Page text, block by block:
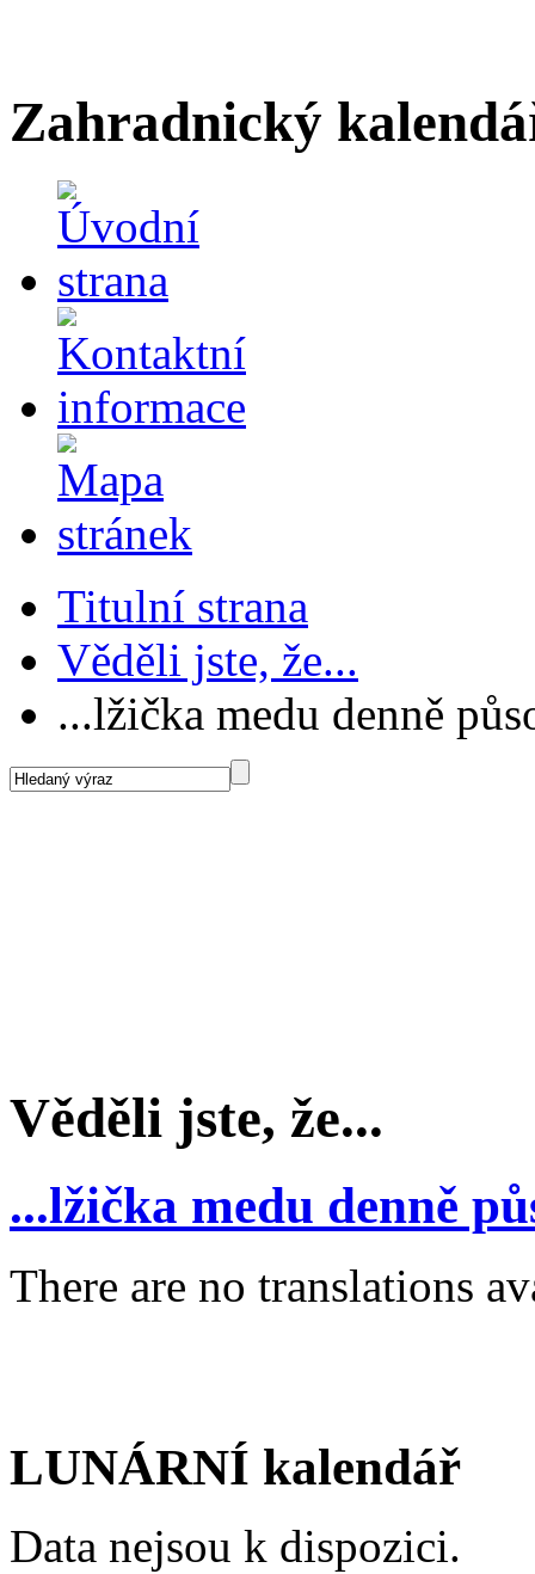
Zahradnický
Titulní strana
Věděli jste, že...
...lžička medu denně
Věděli jste, že...
...lžička medu denně
There are no translations
LUNÁRNÍ kalendář
Data nejsou k dispozici.